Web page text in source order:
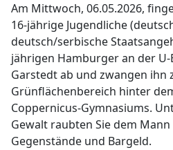
Am Mittwoch, 06.05.2026,
16-jährige Jugendliche
deutsch/serbische
jährigen Hamburger an der
Garstedt ab und zwangen ihn
Grünflächenbereich hinter
Coppernicus-Gymnasiums.
Gewalt raubten Sie dem
Gegenstände und Bargeld.